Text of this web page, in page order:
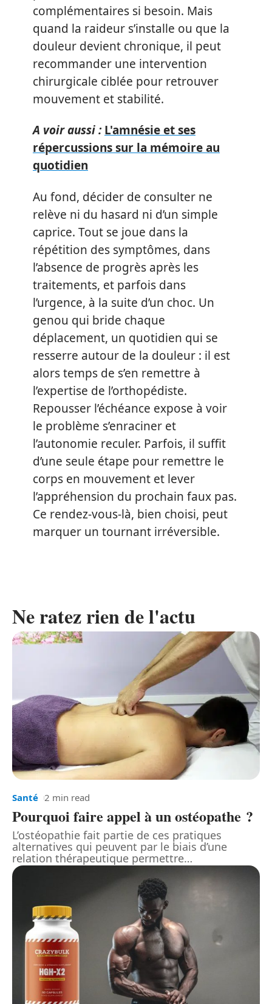
complémentaires si besoin. Mais
quand la raideur s’installe ou que la
douleur devient chronique, il peut
recommander une intervention
chirurgicale ciblée pour retrouver
mouvement et stabilité.
A voir aussi : L'amnésie et ses
répercussions sur la mémoire au
quotidien
Au fond, décider de consulter ne
relève ni du hasard ni d’un simple
caprice. Tout se joue dans la
répétition des symptômes, dans
l’absence de progrès après les
traitements, et parfois dans
l’urgence, à la suite d’un choc. Un
genou qui bride chaque
déplacement, un quotidien qui se
resserre autour de la douleur : il est
alors temps de s’en remettre à
l’expertise de l’orthopédiste.
Repousser l’échéance expose à voir
le problème s’enraciner et
l’autonomie reculer. Parfois, il suffit
d’une seule étape pour remettre le
corps en mouvement et lever
l’appréhension du prochain faux pas.
Ce rendez-vous-là, bien choisi, peut
marquer un tournant irréversible.
Ne ratez rien de l'actu
Santé 2 min read
Pourquoi faire appel à un ostéopathe ?
L’ostéopathie fait partie de ces pratiques
alternatives qui peuvent par le biais d’une
relation thérapeutique permettre…